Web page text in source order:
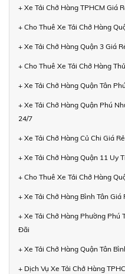
+ Xe Tải Chở Hàng TPHCM Giá
+ Cho Thuê Xe Tải Chở Hàng
+ Xe Tải Chở Hàng Quận 3 Giá
+ Cho Thuê Xe Tải Chở Hàng
+ Xe Tải Chở Hàng Quận Tân
+ Xe Tải Chở Hàng Quận Phú
24/7
+ Xe Tải Chở Hàng Củ Chi Giá
+ Xe Tải Chở Hàng Quận 11 Uy
+ Cho Thuê Xe Tải Chở Hàng
+ Xe Tải Chở Hàng Bình Tân
+ Xe Tải Chở Hàng Phường Phú
Đãi
+ Xe Tải Chở Hàng Quận Tân
+ Dịch Vụ Xe Tải Chở Hàng